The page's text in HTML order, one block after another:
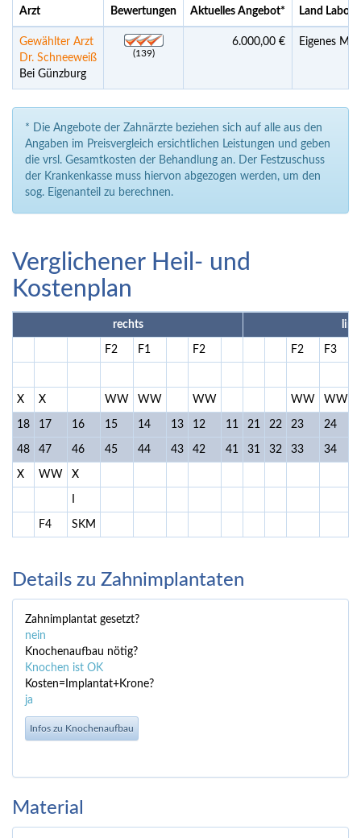
Arzt Bewertungen Aktuelles Angebot* Land Labor
Gewählter Arzt
Dr. Schneeweiß
Bei Günzburg
(139)
6.000,00 € Eigenes
* Die Angebote der Zahnärzte beziehen sich auf alle aus den
Angaben im Preisvergleich ersichtlichen Leistungen und geben
die vrsl. Gesamtkosten der Behandlung an. Der Festzuschuss
der Krankenkasse muss hiervon abgezogen werden, um den
sog. Eigenanteil zu berechnen.
Verglichener Heil- und
Kostenplan
rechts
F2 F1 F2 F2 F3
X X WW WW WW WW WW
18 17 16 15 14 13 12 11 21 22 23 24
48 47 46 45 44 43 42 41 31 32 33 34
X WW X
F4 SKM
Details zu Zahnimplantaten
Zahnimplantat gesetzt?
nein
Knochenaufbau nötig?
Knochen ist OK
Kosten=Implantat+Krone?
ja
Infos zu Knochenaufbau
Material